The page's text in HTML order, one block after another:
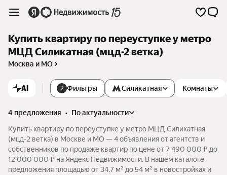
Купить квартиру по переуступке у метро
МЦД Силикатная (мцд-2 ветка)
Москва и МО
AI 2 Фильтры Комнаты
Силикатная
4 предложения •
по актуальности
Купить квартиру по переуступке у метро МЦД Силикатная
(мцд-2 ветка) в Москве и МО — 4 объявления от агентств и
собственников по продаже квартир по цене от 7 490 000 ₽ до
12 000 000 ₽ на Яндекс Недвижимости. В нашем каталоге
предложения площадью от 34,7 м² до 54 м² в новостройках и